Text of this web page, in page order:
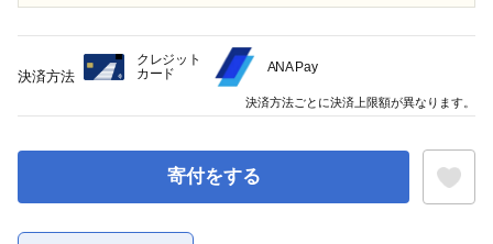
寄付をする
決済方法
クレジット
カード
ANA Pay
決済方法ごとに決済上限額が異なります。